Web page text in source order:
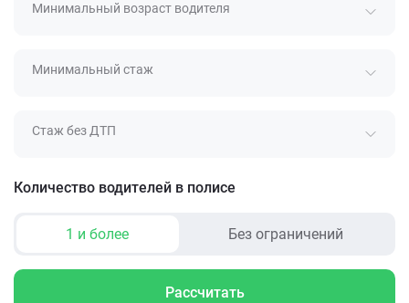
Минимальный возраст водителя
Минимальный стаж
Стаж без ДТП
Количество водителей в полисе
1 и более Без ограничений
Рассчитать